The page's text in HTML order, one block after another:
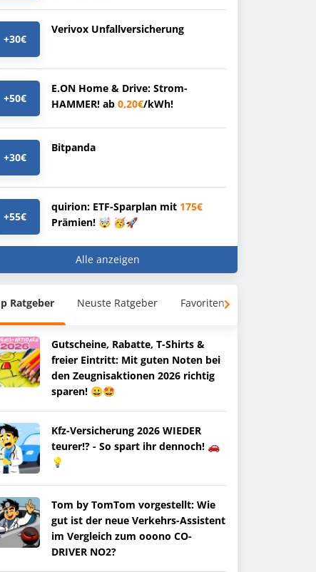
+30€
Verivox Unfallversicherung
+50€
E.ON Home & Drive: Strom-
HAMMER! ab 0,20€/kWh!
+30€
Bitpanda
+55€
quirion: ETF-Sparplan mit 175€
Prämien! 🤯 🥳🚀
Alle anzeigen
Ratgeber Neuste Ratgeber Favoriten
Gutscheine, Rabatte, T-Shirts &
freier Eintritt: Mit guten Noten bei
den Zeugnisaktionen 2026 richtig
sparen! 😀🤩
Kfz-Versicherung 2026 WIEDER
teurer!? - So spart ihr dennoch! 🚗
💡
Tom by TomTom vorgestellt: Wie
gut ist der neue Verkehrs-Assistent
im Vergleich zum ooono CO-
DRIVER NO2?